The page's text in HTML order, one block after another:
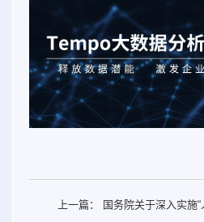
上一篇： 国务院关于深入实施